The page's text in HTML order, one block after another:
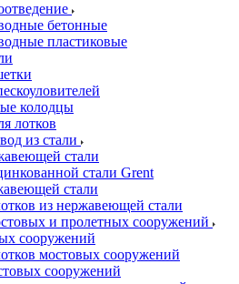
бетонные
пластиковые
колодцы
лотков
из стали
стали
стали Grent
стали
из нержавеющей стали
и пролетных сооружений
сооружений
мостовых сооружений
сооружений